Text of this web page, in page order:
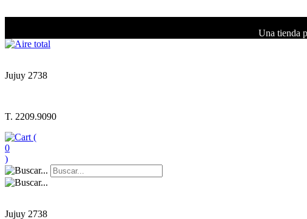
Una tienda
Jujuy 2738
T. 2209.9090
(
0
)
Jujuy 2738